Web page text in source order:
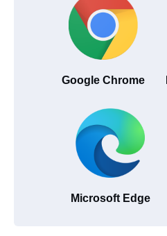
Google Chrome
Microsoft Edge